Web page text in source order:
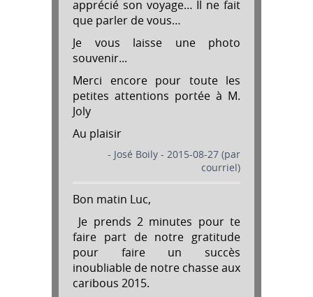
apprécié son voyage… Il ne fait
que parler de vous…
Je vous laisse une photo
souvenir...
Merci encore pour toute les
petites attentions portée à M.
Joly
Au plaisir
- José Boily - 2015-08-27 (par
courriel)
Bon matin Luc,
Je prends 2 minutes pour te
faire part de notre gratitude
pour faire un succès
inoubliable de notre chasse aux
caribous 2015.